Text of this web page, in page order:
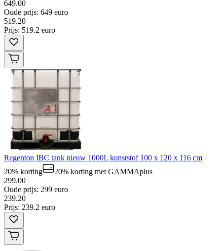
649.00
Oude prijs: 649 euro
519.20
Prijs: 519.2 euro
Regenton IBC tank nieuw 1000L kunststof 100 x 120 x 116 cm
20% korting
20% korting met GAMMAplus
299.00
Oude prijs: 299 euro
239.20
Prijs: 239.2 euro